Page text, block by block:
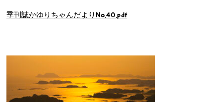
季刊誌かゆりちゃんだよりNo.40.pdf